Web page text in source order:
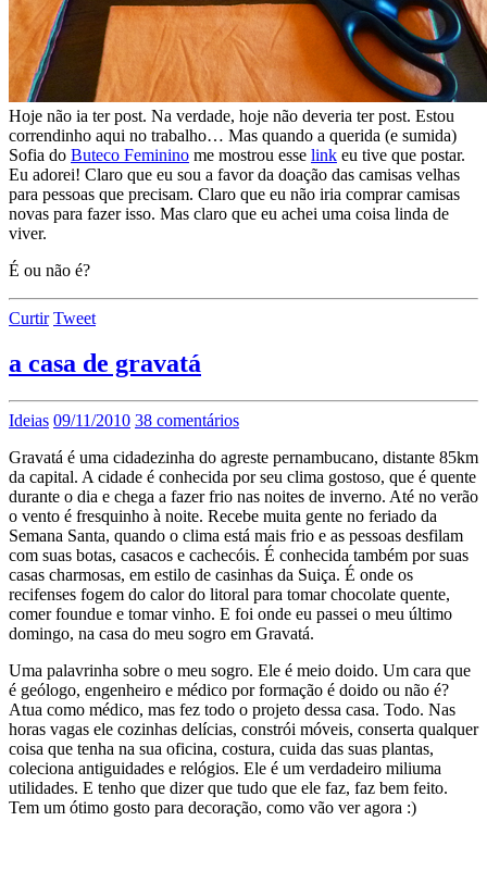
Hoje não ia ter post. Na verdade, hoje não deveria ter post. Estou
correndinho aqui no trabalho… Mas quando a querida (e sumida)
Sofia do Buteco Feminino me mostrou esse link eu tive que postar.
Eu adorei! Claro que eu sou a favor da doação das camisas velhas
para pessoas que precisam. Claro que eu não iria comprar camisas
novas para fazer isso. Mas claro que eu achei uma coisa linda de
viver.
É ou não é?
Curtir Tweet
a casa de gravatá
Ideias 09/11/2010 38 comentários
Gravatá é uma cidadezinha do agreste pernambucano, distante 85km
da capital. A cidade é conhecida por seu clima gostoso, que é quente
durante o dia e chega a fazer frio nas noites de inverno. Até no verão
o vento é fresquinho à noite. Recebe muita gente no feriado da
Semana Santa, quando o clima está mais frio e as pessoas desfilam
com suas botas, casacos e cachecóis. É conhecida também por suas
casas charmosas, em estilo de casinhas da Suiça. É onde os
recifenses fogem do calor do litoral para tomar chocolate quente,
comer foundue e tomar vinho. E foi onde eu passei o meu último
domingo, na casa do meu sogro em Gravatá.
Uma palavrinha sobre o meu sogro. Ele é meio doido. Um cara que
é geólogo, engenheiro e médico por formação é doido ou não é?
Atua como médico, mas fez todo o projeto dessa casa. Todo. Nas
horas vagas ele cozinhas delícias, constrói móveis, conserta qualquer
coisa que tenha na sua oficina, costura, cuida das suas plantas,
coleciona antiguidades e relógios. Ele é um verdadeiro miliuma
utilidades. E tenho que dizer que tudo que ele faz, faz bem feito.
Tem um ótimo gosto para decoração, como vão ver agora :)